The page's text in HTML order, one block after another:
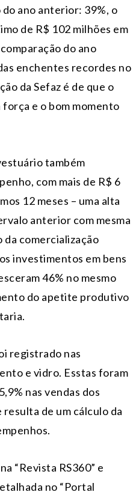
ano anterior: 39%, o
de R$ 102 milhões em
do ano
enchentes recordes no
da Sefaz é de que o
e o bom momento
também
com mais de R$ 6
12 meses – uma alta
anterior com mesma
da comercialização
investimentos em bens
46% no mesmo
do apetite produtivo
registrado nas
e vidro. Esstas foram
nas vendas dos
de um cálculo da
“Revista RS360” e
no “Portal